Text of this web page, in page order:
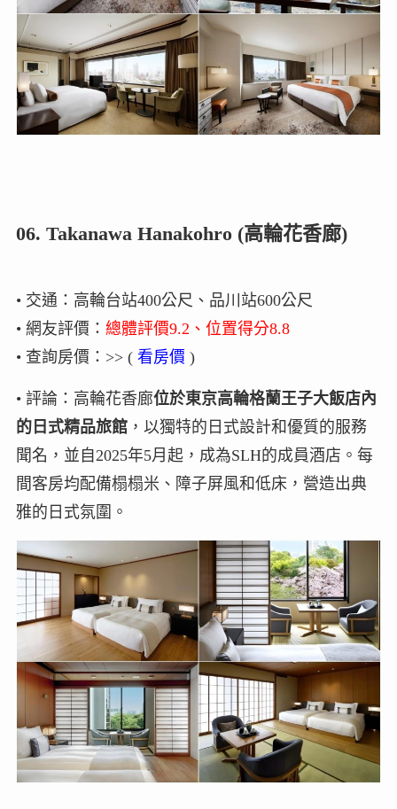
06. Takanawa Hanakohro (高輪花香廊)
• 交通：高輪台站400公尺、品川站600公尺
• 網友評價： 總體評價9.2、位置得分8.8
• 查詢房價：>> ( 看房價 )
• 評論：高輪花香廊位於東京高輪格蘭王子大飯店內
的日式精品旅館，以獨特的日式設計和優質的服務
聞名，並自2025年5月起，成為SLH的成員酒店。每
間客房均配備榻榻米、障子屏風和低床，營造出典
雅的日式氛圍。